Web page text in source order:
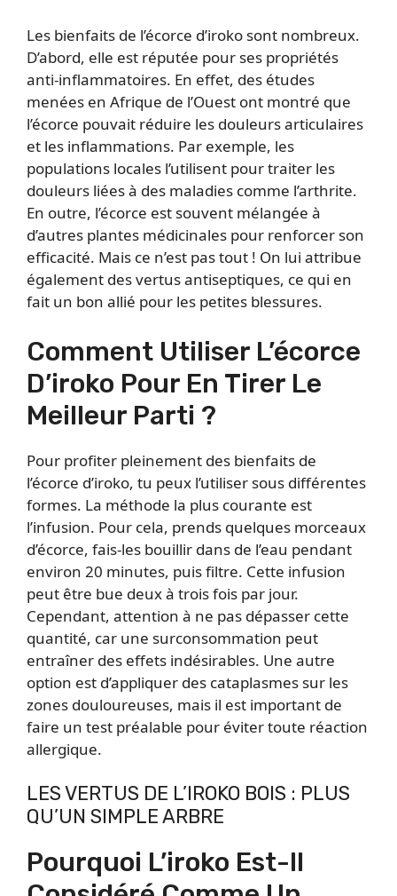
Les bienfaits de l’écorce d’iroko sont nombreux.
D’abord, elle est réputée pour ses propriétés
anti-inflammatoires. En effet, des études
menées en Afrique de l’Ouest ont montré que
l’écorce pouvait réduire les douleurs articulaires
et les inflammations. Par exemple, les
populations locales l’utilisent pour traiter les
douleurs liées à des maladies comme l’arthrite.
En outre, l’écorce est souvent mélangée à
d’autres plantes médicinales pour renforcer son
efficacité. Mais ce n’est pas tout ! On lui attribue
également des vertus antiseptiques, ce qui en
fait un bon allié pour les petites blessures.
Comment Utiliser L’écorce
D’iroko Pour En Tirer Le
Meilleur Parti ?
Pour profiter pleinement des bienfaits de
l’écorce d’iroko, tu peux l’utiliser sous différentes
formes. La méthode la plus courante est
l’infusion. Pour cela, prends quelques morceaux
d’écorce, fais-les bouillir dans de l’eau pendant
environ 20 minutes, puis filtre. Cette infusion
peut être bue deux à trois fois par jour.
Cependant, attention à ne pas dépasser cette
quantité, car une surconsommation peut
entraîner des effets indésirables. Une autre
option est d’appliquer des cataplasmes sur les
zones douloureuses, mais il est important de
faire un test préalable pour éviter toute réaction
allergique.
LES VERTUS DE L’IROKO BOIS : PLUS
QU’UN SIMPLE ARBRE
Pourquoi L’iroko Est-Il